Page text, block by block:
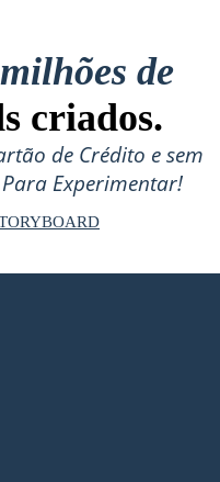
de
criados.
de Crédito e sem
Experimentar!